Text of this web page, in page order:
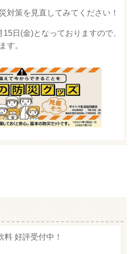
対策を見直してみてください！
日(金)となっておりますので、
す。
料 好評受付中！